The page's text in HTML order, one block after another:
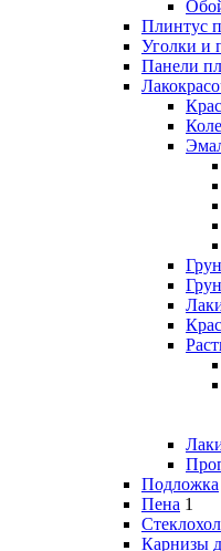
Плинтус
Уголки и
Панели
Подложка
Пена 1
Карнизы